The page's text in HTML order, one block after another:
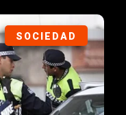
SOCIEDAD